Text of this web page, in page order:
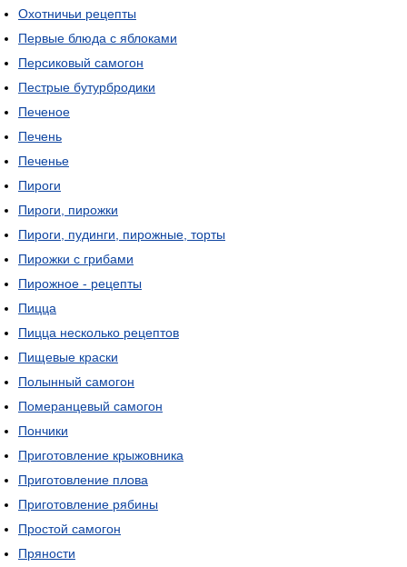
Охотничьи рецепты
Первые блюда с яблоками
Персиковый самогон
Пестрые бутурбродики
Печеное
Печень
Печенье
Пироги
Пироги, пирожки
Пироги, пудинги, пирожные, торты
Пирожки с грибами
Пирожное - рецепты
Пицца
Пицца несколько рецептов
Пищевые краски
Полынный самогон
Померанцевый самогон
Пончики
Приготовление крыжовника
Приготовление плова
Приготовление рябины
Простой самогон
Пряности